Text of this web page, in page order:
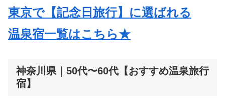
東京で【記念日旅行】に選ばれる
温泉宿一覧はこちら★
神奈川県｜50代〜60代【おすすめ温泉旅行
宿】